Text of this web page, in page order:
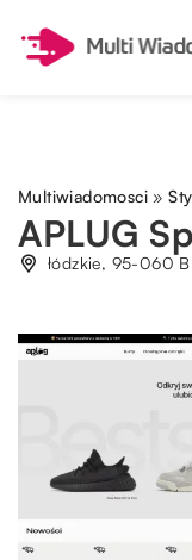
Multiwiadomosci »
APLUG
łódzkie, 95-060